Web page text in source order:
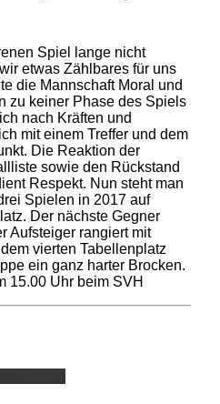
Spiel lange nicht
etwas Zählbares für uns
die Mannschaft Moral und
zu keiner Phase des Spiels
nach Kräften und
mit einem Treffer und dem
Die Reaktion der
sowie den Rückstand
Respekt. Nun steht man
Spielen in 2017 auf
Der nächste Gegner
Aufsteiger rangiert mit
vierten Tabellenplatz
ein ganz harter Brocken.
15.00 Uhr beim SVH